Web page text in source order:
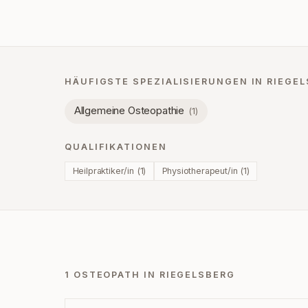
HÄUFIGSTE SPEZIALISIERUNGEN IN
Allgemeine Osteopathie (1)
QUALIFIKATIONEN
Heilpraktiker/in (1) Physiotherapeut/in (1)
1 OSTEOPATH IN RIEGELSBERG